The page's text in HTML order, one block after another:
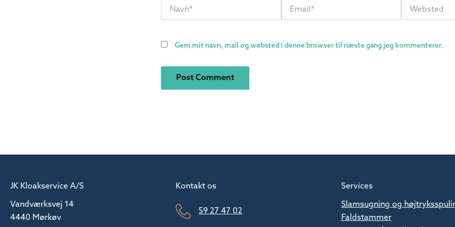
Gem mit navn, mail og websted i denne browser til næste gang jeg kommenterer.
JK Kloakservice A/S
Vandværksvej 14
4440 Mørkøv
Kontakt os
59 27 47 02
Services
Slamsugning og
Faldstammer